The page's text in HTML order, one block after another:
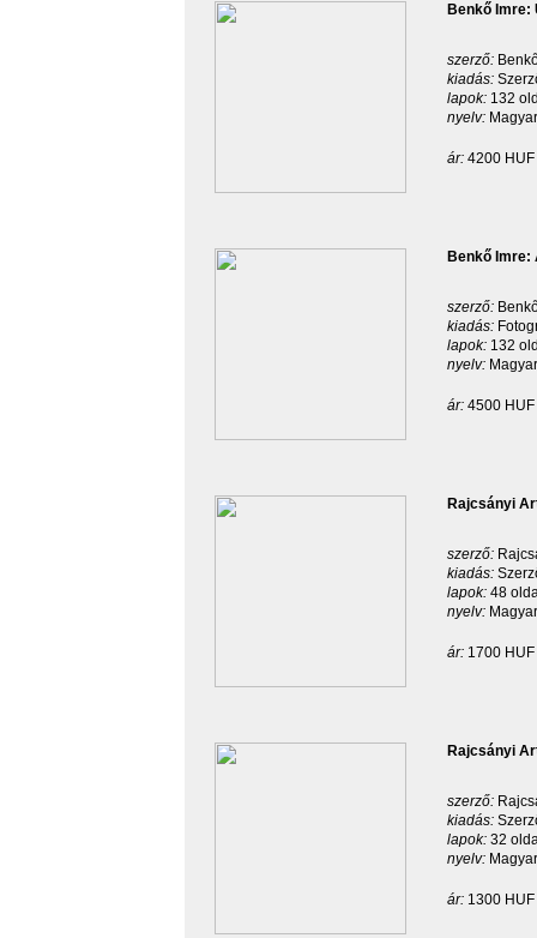
Benkő Imre:
szerző:
kiadás:
lapok: 132
nyelv:
ár: 4200 HUF
Benkő Imre:
szerző:
kiadás:
lapok: 132
nyelv:
ár: 4500 HUF
Rajcsányi
szerző:
kiadás:
lapok: 48
nyelv:
ár: 1700 HUF
Rajcsányi
szerző:
kiadás:
lapok: 32
nyelv:
ár: 1300 HUF